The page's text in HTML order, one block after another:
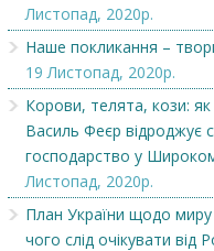
Листопад, 2020р.
Наше покликання –
19 Листопад, 2020р.
Корови, телята, кози: як
Василь Феєр відроджує
господарство у
Листопад, 2020р.
План України щодо миру
чого слід очікувати від
Викупимо бруньки
смородини...